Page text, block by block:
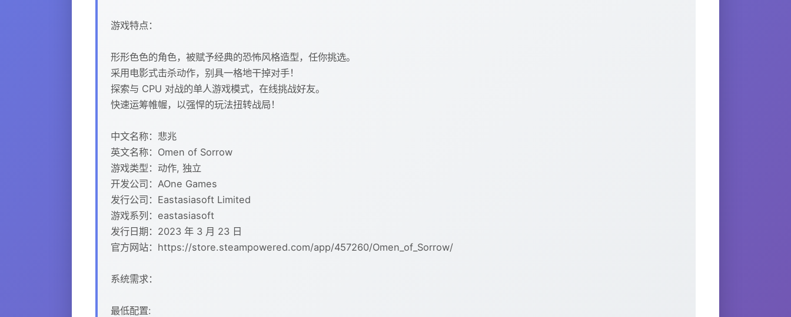
游戏特点：
形形色色的角色，被赋予经典的恐怖风格造型，任你挑选。
采用电影式击杀动作，别具一格地干掉对手！
探索与 CPU 对战的单人游戏模式，在线挑战好友。
快速运筹帷幄，以强悍的玩法扭转战局！
中文名称：悲兆
英文名称：Omen of Sorrow
游戏类型：动作, 独立
开发公司：AOne Games
发行公司：Eastasiasoft Limited
游戏系列：eastasiasoft
发行日期：2023 年 3 月 23 日
官方网站：https://store.steampowered.com/app/457260/Omen_of_Sorrow/
系统需求：
最低配置: